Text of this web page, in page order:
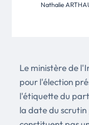
Le ministère de
pour l'élection
l'étiquette du
la date du scrutin